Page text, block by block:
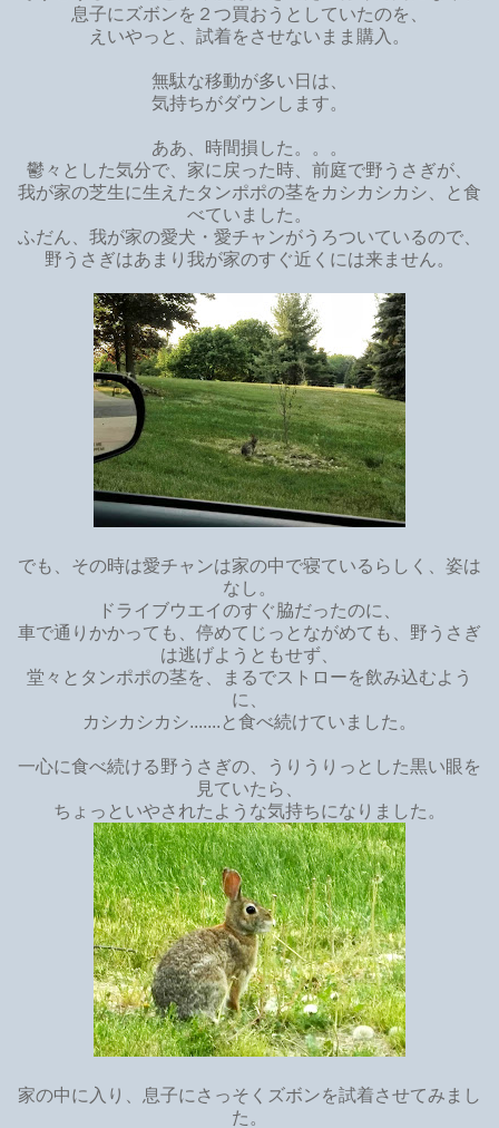
息子にズボンを２つ買おうとしていたのを、
えいやっと、試着をさせないまま購入。
無駄な移動が多い日は、
気持ちがダウンします。
ああ、時間損した。。。
鬱々とした気分で、家に戻った時、前庭で野うさぎが、
我が家の芝生に生えたタンポポの茎をカシカシカシ、と食
べていました。
ふだん、我が家の愛犬・愛チャンがうろついているので、
野うさぎはあまり我が家のすぐ近くには来ません。
でも、その時は愛チャンは家の中で寝ているらしく、姿は
なし。
ドライブウエイのすぐ脇だったのに、
車で通りかかっても、停めてじっとながめても、野うさぎ
は逃げようともせず、
堂々とタンポポの茎を、まるでストローを飲み込むよう
に、
カシカシカシ.......と食べ続けていました。
一心に食べ続ける野うさぎの、うりうりっとした黒い眼を
見ていたら、
ちょっといやされたような気持ちになりました。
家の中に入り、息子にさっそくズボンを試着させてみまし
た。